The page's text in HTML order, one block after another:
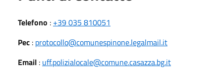
Telefono : +39 035 810051
Pec : protocollo@comunespinone.legalmail.it
Email : uff.polizialocale@comune.casazza.bg.it